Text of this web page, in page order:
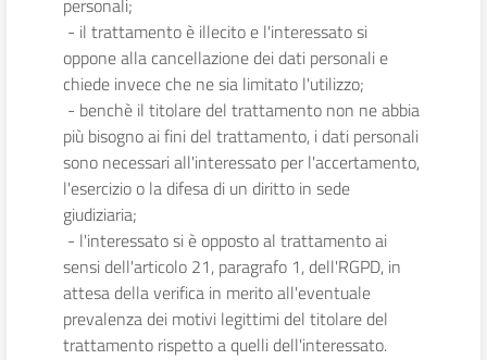
personali;
- il trattamento è illecito e l'interessato si
oppone alla cancellazione dei dati personali e
chiede invece che ne sia limitato l'utilizzo;
- benchè il titolare del trattamento non ne abbia
più bisogno ai fini del trattamento, i dati personali
sono necessari all'interessato per l'accertamento,
l'esercizio o la difesa di un diritto in sede
giudiziaria;
- l'interessato si è opposto al trattamento ai
sensi dell'articolo 21, paragrafo 1, dell'RGPD, in
attesa della verifica in merito all'eventuale
prevalenza dei motivi legittimi del titolare del
trattamento rispetto a quelli dell'interessato.